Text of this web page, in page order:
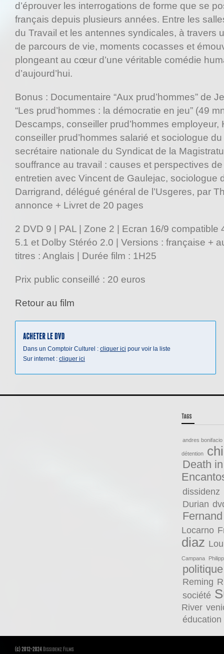
d’éprouver les interrogations de forme que se
français depuis plusieurs années. Entre les
du Travail et les antennes syndicales, à travers
de parcours de vie, moments cocasses et
plongeant au cœur d’une véritable comédie
d’aujourd’hui.
Bonus : Documentaire “Aux prud’hommes” de
“Les prud’hommes : la démocratie en jeu” (49
Descamps, conseiller prud’hommes
conseiller prud’hommes salarié et sociologue
secrétaire nationale du Syndicat de la
souffrance au travail : causes et perspectives
entretien avec Vincent de Gaulejac, sociologue
Darrigrand, délégué général de l’Usgeres, par
annonce + Livret de 20 pages
2 DVD 9 | PAL | Zone 2 | Ecran 16/9 compatible
5.1 et Dolby Stéréo 2.0 | Versions : française +
titres : Anglais | Durée film : 1H25
Prix public conseillé : 20 euros
Retour au film
Dans un Comptoir Culturel : cliquer ici pour voir la liste
Sur internet : cliquer ici
andres bonifacio
détention
Death
dissidenz
Durian
Locarno
diaz
Campana
politique
Reming
société
River
éducation